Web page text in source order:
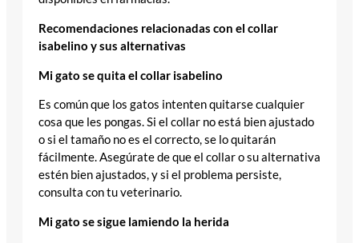
Recomendaciones relacionadas con el collar
isabelino y sus alternativas
Mi gato se quita el collar isabelino
Es común que los gatos intenten quitarse cualquier
cosa que les pongas. Si el collar no está bien ajustado
o si el tamaño no es el correcto, se lo quitarán
fácilmente. Asegúrate de que el collar o su alternativa
estén bien ajustados, y si el problema persiste,
consulta con tu veterinario.
Mi gato se sigue lamiendo la herida